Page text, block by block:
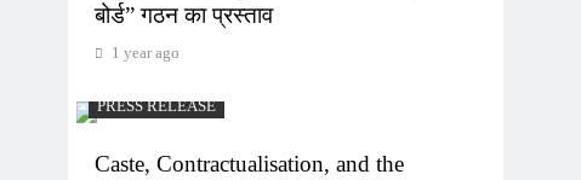
बोर्ड” गठन का प्रस्ताव
1 year ago
PRESS RELEASE
Caste, Contractualisation, and the